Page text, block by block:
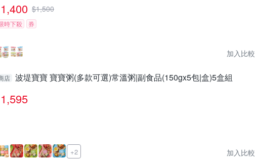
1,400 $1,500
時下殺 券
加入比較
店 波堤寶寶 寶寶粥(多款可選)常溫粥|副食品(150gx5包|盒)5盒組
1,595
+2 加入比較